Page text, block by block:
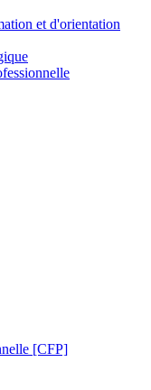
et d'orientation
[CFP]